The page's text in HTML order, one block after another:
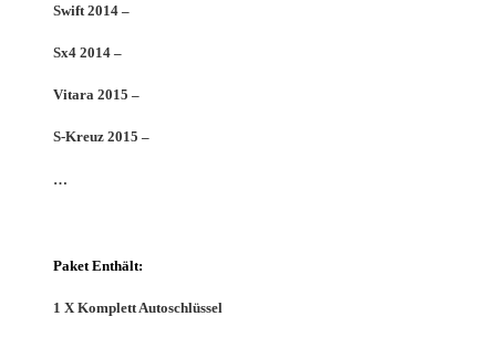
Swift 2014 –
Sx4 2014 –
Vitara 2015 –
S-Kreuz 2015 –
…
Paket Enthält:
1 X Komplett Autoschlüssel